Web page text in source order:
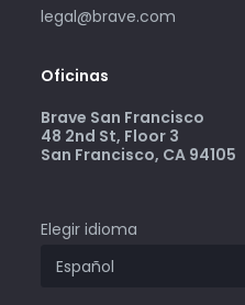
legal@brave.com
Oficinas
Brave San Francisco
48 2nd St, Floor 3
San Francisco, CA 94105
Elegir idioma